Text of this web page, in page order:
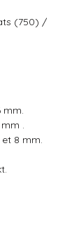
(750) /
mm.
.
8 mm.